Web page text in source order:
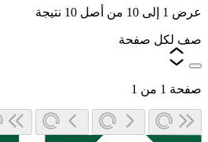
عرض 1 إلى 10 من أصل 10 نتيجة
صف لكل صفحة
صفحة 1 من 1